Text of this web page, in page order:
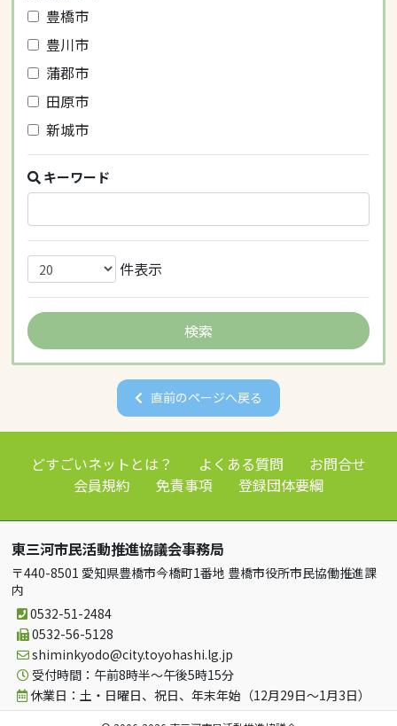
豊橋市
豊川市
蒲郡市
田原市
新城市
キーワード
件表示
直前のページへ戻る
どすごいネットとは？ よくある質問
お問合せ
会員規約
免責事項 登録団体要綱
東三河市民活動推進協議会事務局
〒440-8501 愛知県豊橋市今橋町1番地 豊橋市役所市民協働推進課
内
0532-51-2484
0532-56-5128
shiminkyodo
city.toyohashi.lg.jp
受付時間：午前8時半～午後5時15分
休業日：土・日曜日、祝日、年末年始（12月29日～1月3日）